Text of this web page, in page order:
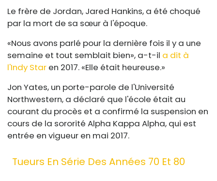
Le frère de Jordan, Jared Hankins, a été choqué
par la mort de sa sœur à l'époque.
«Nous avons parlé pour la dernière fois il y a une
semaine et tout semblait bien», a-t-il a dit à
l'Indy Star en 2017. «Elle était heureuse.»
Jon Yates, un porte-parole de l'Université
Northwestern, a déclaré que l'école était au
courant du procès et a confirmé la suspension en
cours de la sororité Alpha Kappa Alpha, qui est
entrée en vigueur en mai 2017.
Tueurs En Série Des Années 70 Et 80